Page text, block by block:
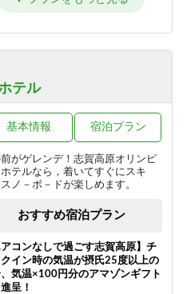
に1回でお得！連泊で志賀高原を
り＆エコプラン】★お一人様
円OFF★お料理少なめ＆エコアメ
ィでお得（2食付）
2食付き
円/人/泊 ～
賀高原100トレイル】応援プラン
まり
テル
前がゲレンデ！志賀高原オリンピ
ホテルなら，着いてすぐにスキ
スノ－ボ－ドが楽しめます。
基本情報 宿泊プラン
おすすめ宿泊プラン
アコンなしで過ごす志賀高原】チ
クイン時の気温が摂氏25度以上の
気温×100円分のアマゾンギフト
呈！